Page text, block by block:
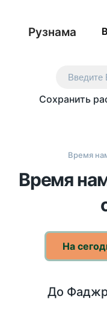
Рузнама
Введите
Сохранить
Время
Время
На
До